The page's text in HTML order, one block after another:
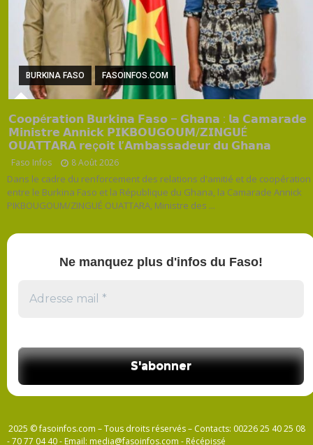
BURKINA FASO FASOINFOS.COM
𝗖𝗼𝗼𝗽é𝗿𝗮𝘁𝗶𝗼𝗻 𝗕𝘂𝗿𝗸𝗶𝗻𝗮 𝗙𝗮𝘀𝗼 – 𝗚𝗵𝗮𝗻𝗮 : 𝗹𝗮 𝗖𝗮𝗺𝗮𝗿𝗮𝗱𝗲
𝗠𝗶𝗻𝗶𝘀𝘁𝗿𝗲 𝗔𝗻𝗻𝗶𝗰𝗸 𝗣𝗜𝗞𝗕𝗢𝗨𝗚𝗢𝗨𝗠/𝗭𝗜𝗡𝗚𝗨É
𝗢𝗨𝗔𝗧𝗧𝗔𝗥𝗔 𝗿𝗲ç𝗼𝗶𝘁 𝗹’𝗔𝗺𝗯𝗮𝘀𝘀𝗮𝗱𝗲𝘂𝗿 𝗱𝘂 𝗚𝗵𝗮𝗻𝗮
Faso Infos 8 Août 2026
Dans le cadre du renforcement des relations d'amitié et de coopération
entre le Burkina Faso et la République du Ghana, la Camarade Annick
PIKBOUGOUM/ZINGUÉ OUATTARA, Ministre des ...
Ne manquez plus d'infos du Faso!
2025 © fasoinfos.com – Tous droits réservés – Contacts: 00226 25 40 25 08
- 70 77 04 40 - Email: media@fasoinfos.com - Récépissé